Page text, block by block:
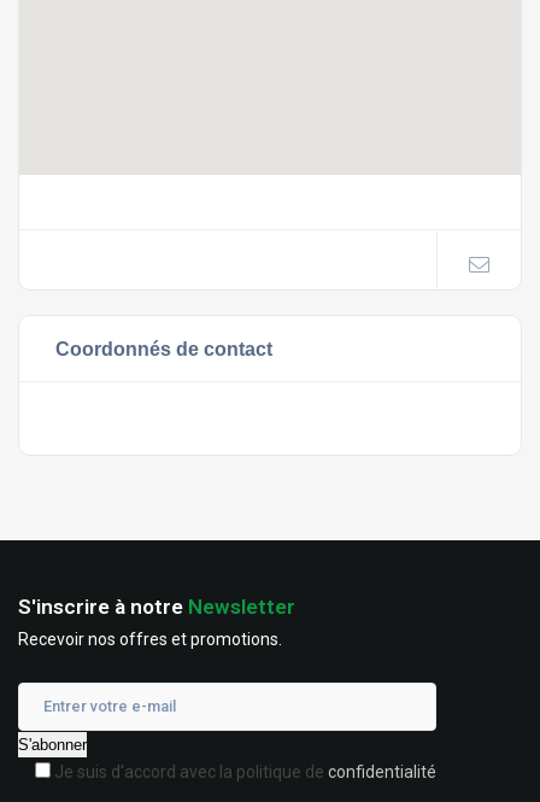
Coordonnés de contact
S'inscrire à notre Newsletter
Recevoir nos offres et promotions.
Je suis d'accord avec la politique de confidentialité